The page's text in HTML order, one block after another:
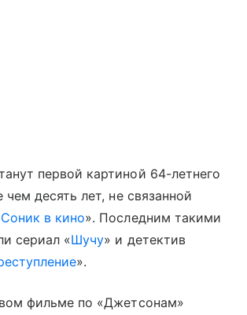
первой картиной 64-летнего
чем десять лет, не связанной
Соник в кино». Последним такими
сериал «Шучу» и детектив
».
фильме по «Джетсонам»